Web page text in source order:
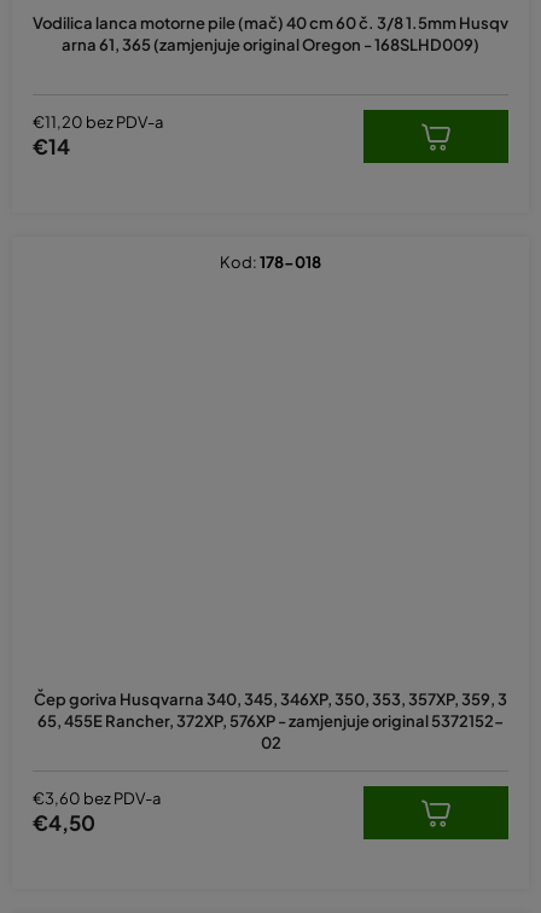
Vodilica lanca motorne pile (mač) 40 cm 60 č. 3/8 1.5mm Husqv
arna 61, 365 (zamjenjuje original Oregon - 168SLHD009)
€11,20 bez PDV-a
€14
Čep goriva Husqvarna 340, 345, 346XP, 350, 353, 357XP, 359, 3
65, 455E Rancher, 372XP, 576XP - zamjenjuje original 5372152-
02
€3,60 bez PDV-a
€4,50
Kod:178-018